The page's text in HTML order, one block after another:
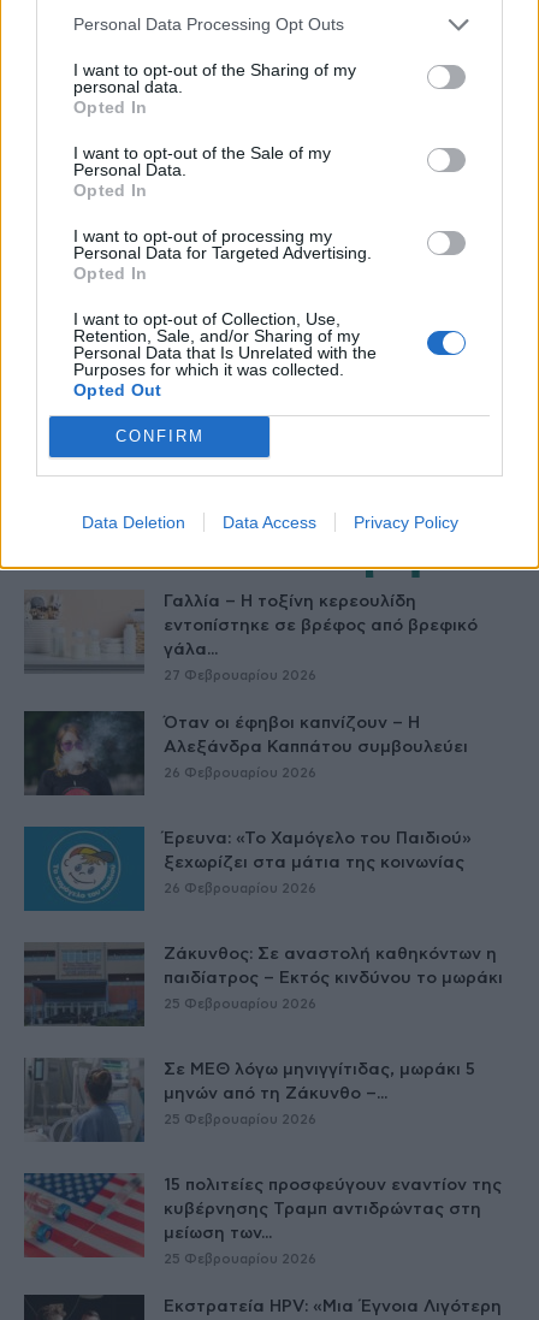
Personal Data Processing Opt Outs
I want to opt-out of the Sharing of my
personal data.
Opted In
I want to opt-out of the Sale of my
Personal Data.
Opted In
I want to opt-out of processing my
Personal Data for Targeted Advertising.
Opted In
I want to opt-out of Collection, Use,
Retention, Sale, and/or Sharing of my
Personal Data that Is Unrelated with the
Purposes for which it was collected.
Opted Out
CONFIRM
Data Deletion Data Access Privacy Policy
μητρικό γάλα πόσο διατηρείται το μητρικό γάλα
healthstories
Γαλλία – Η τοξίνη κερεουλίδη
εντοπίστηκε σε βρέφος από βρεφικό
γάλα...
27 Φεβρουαρίου 2026
Όταν οι έφηβοι καπνίζουν – Η
Αλεξάνδρα Καππάτου συμβουλεύει
26 Φεβρουαρίου 2026
Έρευνα: «Το Χαμόγελο του Παιδιού»
ξεχωρίζει στα μάτια της κοινωνίας
26 Φεβρουαρίου 2026
Ζάκυνθος: Σε αναστολή καθηκόντων η
παιδίατρος – Εκτός κινδύνου το μωράκι
25 Φεβρουαρίου 2026
Σε ΜΕΘ λόγω μηνιγγίτιδας, μωράκι 5
μηνών από τη Ζάκυνθο –...
25 Φεβρουαρίου 2026
15 πολιτείες προσφεύγουν εναντίον της
κυβέρνησης Τραμπ αντιδρώντας στη
μείωση των...
25 Φεβρουαρίου 2026
Εκστρατεία HPV: «Μια Έγνοια Λιγότερη